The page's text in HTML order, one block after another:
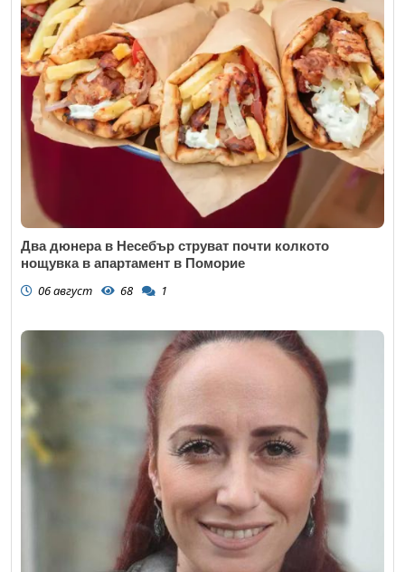
Два дюнера в Несебър струват почти колкото
нощувка в апартамент в Поморие
06 август 68 1